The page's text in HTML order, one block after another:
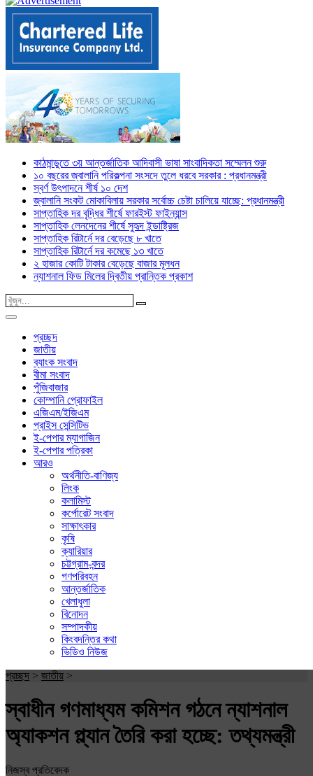
কাঠমান্ডুতে ৩য় আন্তর্জাতিক আদিবাসী ভাষা সাংবাদিকতা সম্মেলন শুরু
১০ বছরের জ্বালানি পরিকল্পনা সংসদে তুলে ধরবে সরকার : প্রধানমন্ত্রী
স্বর্ণ উৎপাদনে শীর্ষ ১০ দেশ
জ্বালানি সংকট মোকাবিলায় সরকার সর্বোচ্চ চেষ্টা চালিয়ে যাচ্ছে: প্রধানমন্ত্রী
সাপ্তাহিক দর বৃদ্ধির শীর্ষে ফারইস্ট ফাইন্যান্স
সাপ্তাহিক লেনদেনের শীর্ষে সুহৃদ ইন্ডাষ্ট্রিজ
সাপ্তাহিক রিটার্নে দর বেড়েছে ৮ খাতে
সাপ্তাহিক রিটার্নে দর কমেছে ১৩ খাতে
২ হাজার কোটি টাকার বেড়েছে বাজার মূলধন
ন্যাশনাল ফিড মিলের দ্বিতীয় প্রান্তিক প্রকাশ
প্রচ্ছদ
জাতীয়
ব্যাংক সংবাদ
বীমা সংবাদ
পুঁজিবাজার
কোম্পানি প্রোফাইল
এজিএম/ইজিএম
প্রাইস সেন্সিটিভ
ই-পেপার ম্যাগাজিন
ই-পেপার পত্রিকা
আরও
অর্থনীতি-বাণিজ্য
লিংক
কলামিস্ট
কর্পোরেট সংবাদ
সাক্ষাৎকার
কৃষি
ক্যারিয়ার
চট্টগ্রাম-বন্দর
গণপরিবহন
আন্তর্জাতিক
খেলাধুলা
বিনোদন
সম্পাদকীয়
কিংবদন্তির কথা
ভিডিও নিউজ
প্রচ্ছদ > জাতীয় >
স্বাধীন গণমাধ্যম কমিশন গঠনে ন্যাশনাল
অ্যাকশন প্ল্যান তৈরি করা হচ্ছে: তথ্যমন্ত্রী
নিজস্ব প্রতিবেদক